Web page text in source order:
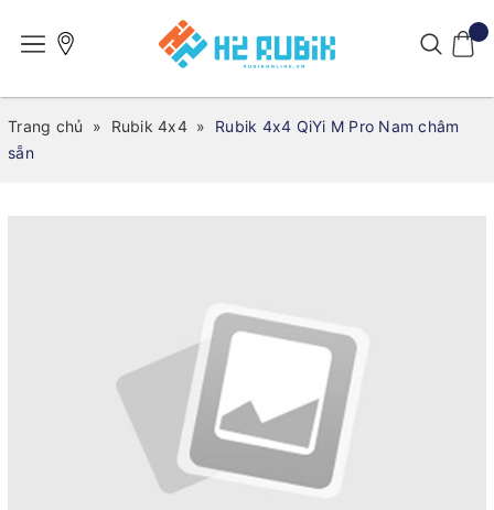
Trang chủ » Rubik 4x4 »
Rubik 4x4 QiYi M Pro Nam châm
sẵn